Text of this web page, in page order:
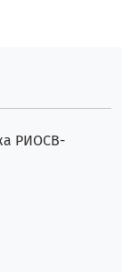
РИОСВ-